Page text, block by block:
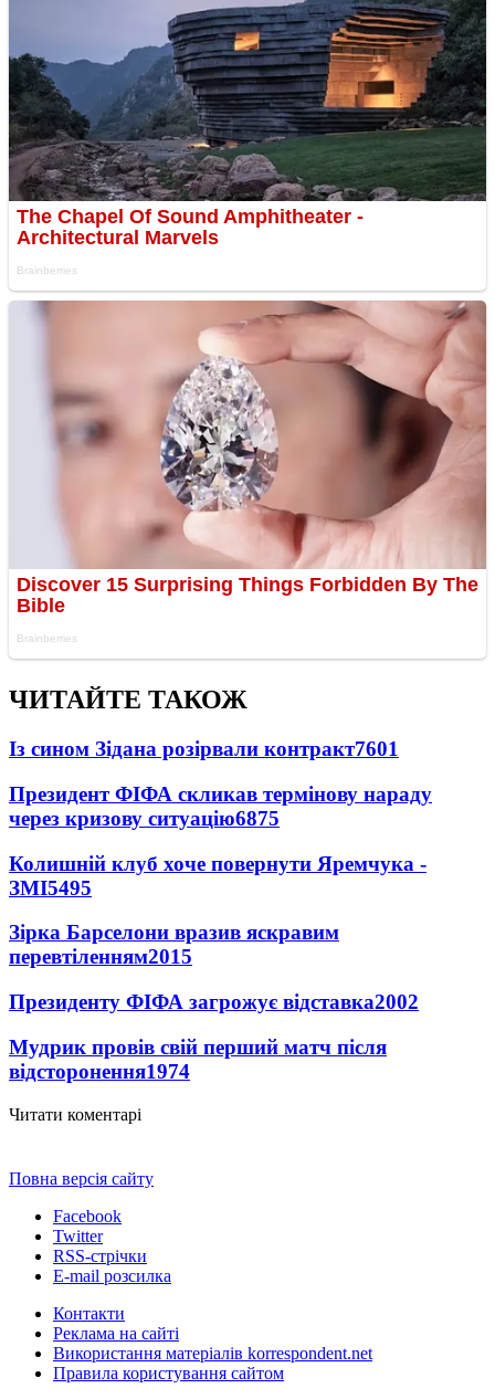
ЧИТАЙТЕ ТАКОЖ
Із сином Зідана розірвали контракт7601
Президент ФІФА скликав термінову нараду
через кризову ситуацію6875
Колишній клуб хоче повернути Яремчука -
ЗМІ5495
Зірка Барселони вразив яскравим
перевтіленням2015
Президенту ФІФА загрожує відставка2002
Мудрик провів свій перший матч після
відсторонення1974
Читати коментарі
Повна версія сайту
Facebook
Twitter
RSS-стрічки
E-mail розсилка
Контакти
Реклама на сайті
Використання матеріалів korrespondent.net
Правила користування сайтом